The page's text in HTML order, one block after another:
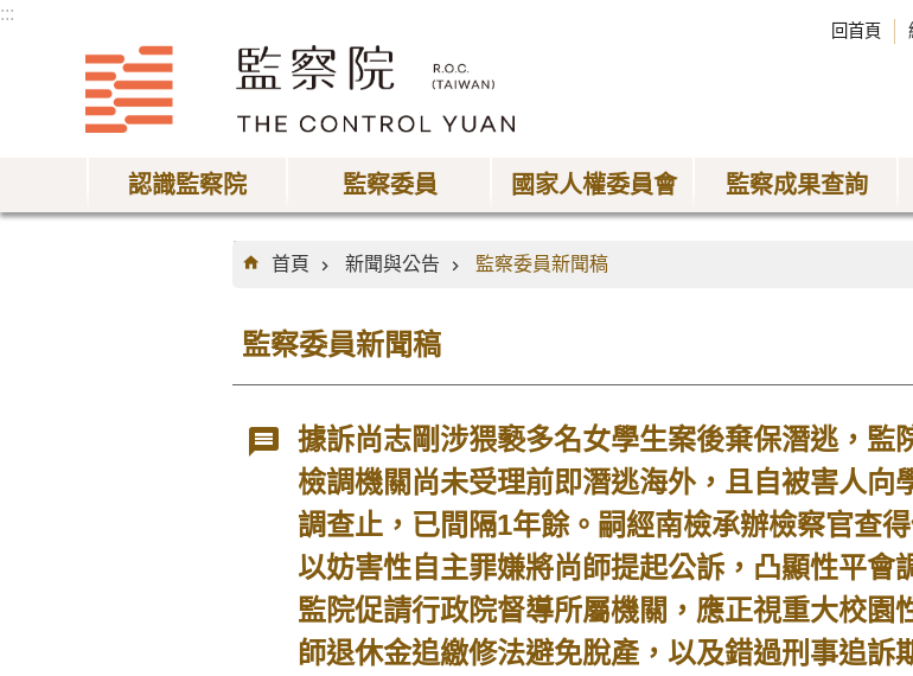
:::
回首頁
認識監察院 監察委員 國家人權委員會 監察成果查詢
:::
首頁
新聞與公告 監察委員新聞稿
監察委員新聞稿
據訴尚志剛涉猥褻多名女學生案後棄保潛逃，監
檢調機關尚未受理前即潛逃海外，且自被害人向
調查止，已間隔1年餘。嗣經南檢承辦檢察官查
以妨害性自主罪嫌將尚師提起公訴，凸顯性平會
監院促請行政院督導所屬機關，應正視重大校園
師退休金追繳修法避免脫產，以及錯過刑事追訴